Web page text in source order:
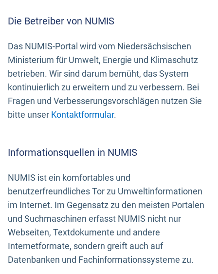
Die Betreiber von NUMIS
Das NUMIS-Portal wird vom Niedersächsischen
Ministerium für Umwelt, Energie und Klimaschutz
betrieben. Wir sind darum bemüht, das System
kontinuierlich zu erweitern und zu verbessern. Bei
Fragen und Verbesserungsvorschlägen nutzen Sie
bitte unser Kontaktformular.
Informationsquellen in NUMIS
NUMIS ist ein komfortables und
benutzerfreundliches Tor zu Umweltinformationen
im Internet. Im Gegensatz zu den meisten Portalen
und Suchmaschinen erfasst NUMIS nicht nur
Webseiten, Textdokumente und andere
Internetformate, sondern greift auch auf
Datenbanken und Fachinformationssysteme zu.